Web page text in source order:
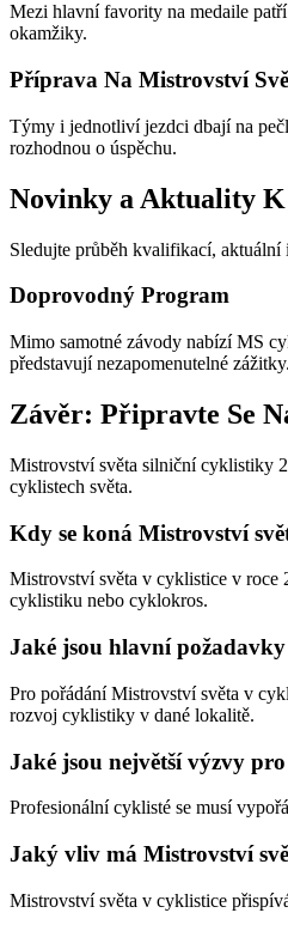
Mezi hlavní favority na medaile
okamžiky.
Příprava Na Mistrovství
Týmy i jednotliví jezdci dbají na
rozhodnou o úspěchu.
Novinky a Aktuality K
Sledujte průběh kvalifikací, aktuální
Doprovodný Program
Mimo samotné závody nabízí MS
představují nezapomenutelné zážitky.
Závěr: Připravte Se
Mistrovství světa silniční cyklistiky
cyklistech světa.
Kdy se koná Mistrovství
Mistrovství světa v cyklistice v roce
cyklistiku nebo cyklokros.
Jaké jsou hlavní
Pro pořádání Mistrovství světa v
rozvoj cyklistiky v dané lokalitě.
Jaké jsou největší výzvy
Profesionální cyklisté se musí
Jaký vliv má Mistrovství
Mistrovství světa v cyklistice